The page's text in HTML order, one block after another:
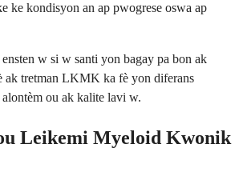
ke kondisyon an ap pwogrese oswa ap
w si w santi yon bagay pa bon ak
ak tretman LKMK ka fè yon diferans
ou ak kalite lavi w.
Leikemi Myeloid Kwonik